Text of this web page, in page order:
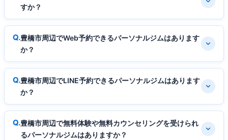
すか？
豊橋市周辺でWeb予約できるパーソナルジムはあります
か？
豊橋市周辺でLINE予約できるパーソナルジムはあります
か？
豊橋市周辺で無料体験や無料カウンセリングを受けられ
るパーソナルジムはありますか？